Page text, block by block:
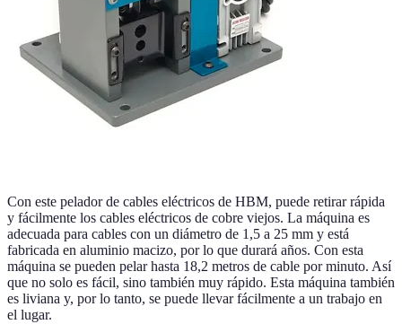
Con este pelador de cables eléctricos de HBM, puede retirar rápida
y fácilmente los cables eléctricos de cobre viejos. La máquina es
adecuada para cables con un diámetro de 1,5 a 25 mm y está
fabricada en aluminio macizo, por lo que durará años. Con esta
máquina se pueden pelar hasta 18,2 metros de cable por minuto. Así
que no solo es fácil, sino también muy rápido. Esta máquina también
es liviana y, por lo tanto, se puede llevar fácilmente a un trabajo en
el lugar.